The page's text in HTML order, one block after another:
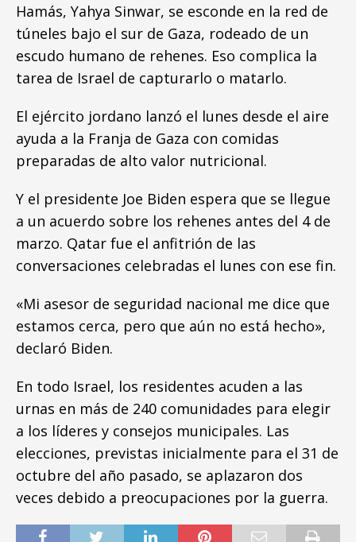
Hamás, Yahya Sinwar, se esconde en la red de
túneles bajo el sur de Gaza, rodeado de un
escudo humano de rehenes. Eso complica la
tarea de Israel de capturarlo o matarlo.
El ejército jordano lanzó el lunes desde el aire
ayuda a la Franja de Gaza con comidas
preparadas de alto valor nutricional.
Y el presidente Joe Biden espera que se llegue
a un acuerdo sobre los rehenes antes del 4 de
marzo. Qatar fue el anfitrión de las
conversaciones celebradas el lunes con ese fin.
«Mi asesor de seguridad nacional me dice que
estamos cerca, pero que aún no está hecho»,
declaró Biden.
En todo Israel, los residentes acuden a las
urnas en más de 240 comunidades para elegir
a los líderes y consejos municipales. Las
elecciones, previstas inicialmente para el 31 de
octubre del año pasado, se aplazaron dos
veces debido a preocupaciones por la guerra.